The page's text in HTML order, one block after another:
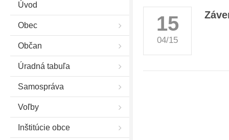
Úvod
Obec
Občan
Úradná tabuľa
Samospráva
Voľby
Inštitúcie obce
15
04/15